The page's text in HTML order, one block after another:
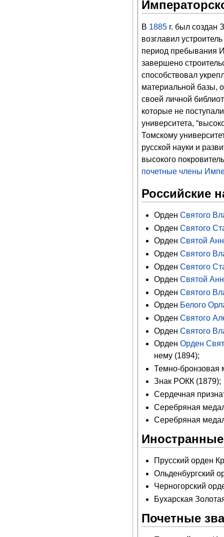
В 1885г. был создан
возглавил
период пребывания
завершено
способствовал
материальной базы,
своей личной
которые не
университета,
Томскому
русской науки и
высокого
почетные члены
Российские
ОрденСвятого
ОрденСвятого
ОрденСвятой
ОрденСвятого
ОрденСвятого
ОрденСвятой
ОрденСвятого
Орден Белого
ОрденСвятого
ОрденСвятого
ОрденОрден
нему (1894);
Темно-бронзовая
Знак РОКК (1879);
Сердечная
Серебряная
Серебряная
Прусский орден
Ольденбургский
Черногорский
Бухарская
Почетные